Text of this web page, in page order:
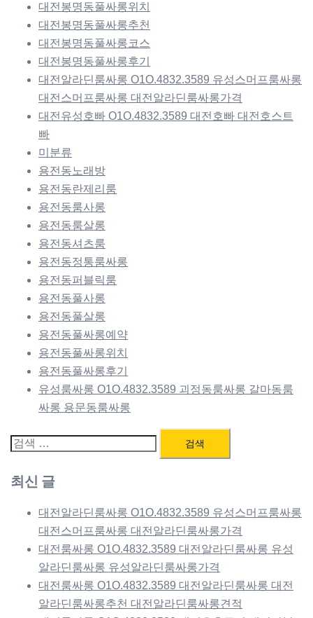
대전봉명동풀싸롱위치
대전봉명동풀싸롱추천
대전봉명동풀싸롱코스
대전봉명동풀싸롱후기
대전알라딘룸싸롱 O1O.4832.3589 유성스머프룸싸롱
대전스머프룸싸롱 대전알라딘룸싸롱가격
대전유성호빠 O1O.4832.3589 대전호빠 대전호스트
빠
미분류
용전동노래방
용전동란제리룸
용전동룸사롱
용전동룸살롱
용전동셔츠룸
용전동정통룸싸롱
용전동퍼블릭룸
용전동풀사롱
용전동풀살롱
용전동풀싸롱예약
용전동풀싸롱위치
용전동풀싸롱후기
유성룸싸롱 O1O.4832.3589 괴정동룸싸롱 갈마동룸
싸롱 용문동룸싸롱
검
최신 글
대전알라딘룸싸롱 O1O.4832.3589 유성스머프룸싸롱
대전스머프룸싸롱 대전알라딘룸싸롱가격
대전룸싸롱 O1O.4832.3589 대전알라딘룸싸롱 유성
알라딘룸싸롱 유성알라딘룸싸롱가격
대전룸싸롱 O1O.4832.3589 대전알라딘룸싸롱 대전
알라딘룸싸롱추천 대전알라딘룸싸롱견적